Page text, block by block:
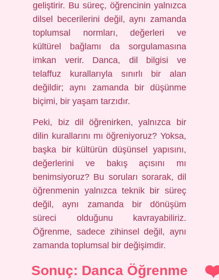
geliştirir. Bu süreç, öğrencinin yalnızca
dilsel becerilerini değil, aynı zamanda
toplumsal normları, değerleri ve
kültürel bağlamı da sorgulamasına
imkan verir. Danca, dil bilgisi ve
telaffuz kurallarıyla sınırlı bir alan
değildir; aynı zamanda bir düşünme
biçimi, bir yaşam tarzıdır.
Peki, biz dil öğrenirken, yalnızca bir
dilin kurallarını mı öğreniyoruz? Yoksa,
başka bir kültürün düşünsel yapısını,
değerlerini ve bakış açısını mı
benimsiyoruz? Bu soruları sorarak, dil
öğrenmenin yalnızca teknik bir süreç
değil, aynı zamanda bir dönüşüm
süreci olduğunu kavrayabiliriz.
Öğrenme, sadece zihinsel değil, aynı
zamanda toplumsal bir değişimdir.
Sonuç: Danca Öğrenme